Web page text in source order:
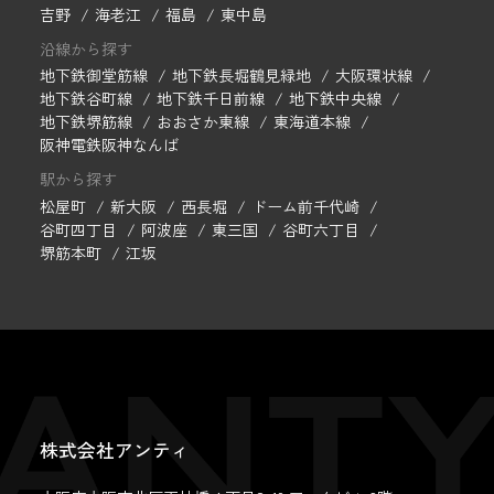
吉野
海老江 福島
東中島
沿線から探す
地下鉄御堂筋線
地下鉄長堀鶴見緑地
大阪環状線
地下鉄谷町線
地下鉄千日前線
地下鉄中央線
地下鉄堺筋線
おおさか東線
東海道本線
阪神電鉄阪神なんば
駅から探す
松屋町
新大阪 西長堀
ドーム前千代崎
谷町四丁目
阿波座 東三国
谷町六丁目
堺筋本町
江坂
株式会社アンティ